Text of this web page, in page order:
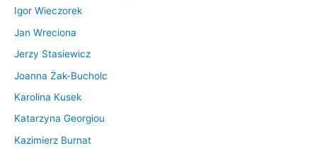
Igor Wieczorek
Jan Wreciona
Jerzy Stasiewicz
Joanna Żak-Bucholc
Karolina Kusek
Katarzyna Georgiou
Kazimierz Burnat